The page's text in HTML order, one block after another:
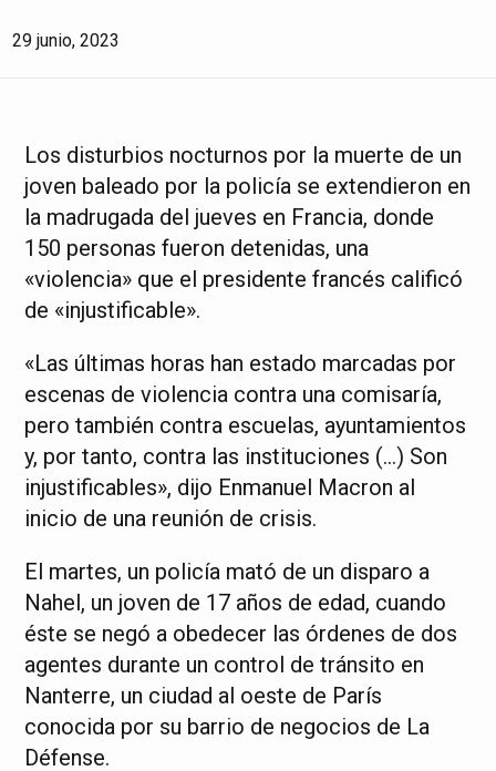
29 junio, 2023
Los disturbios nocturnos por la muerte de un
joven baleado por la policía se extendieron en
la madrugada del jueves en Francia, donde
150 personas fueron detenidas, una
«violencia» que el presidente francés calificó
de «injustificable».
«Las últimas horas han estado marcadas por
escenas de violencia contra una comisaría,
pero también contra escuelas, ayuntamientos
y, por tanto, contra las instituciones (…) Son
injustificables», dijo Enmanuel Macron al
inicio de una reunión de crisis.
El martes, un policía mató de un disparo a
Nahel, un joven de 17 años de edad, cuando
éste se negó a obedecer las órdenes de dos
agentes durante un control de tránsito en
Nanterre, un ciudad al oeste de París
conocida por su barrio de negocios de La
Défense.